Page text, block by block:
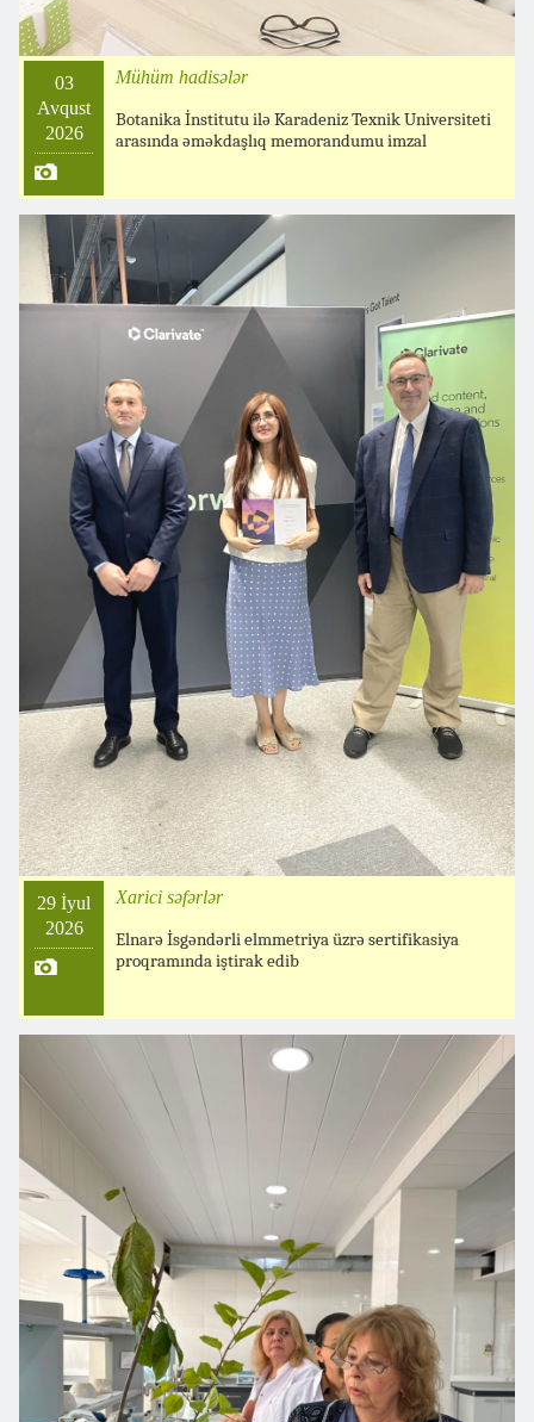
03
Avqust
2026
Mühüm hadisələr
Botanika İnstitutu ilə Karadeniz Texnik Universiteti
arasında əməkdaşlıq memorandumu imzal
29 İyul
2026
Xarici səfərlər
Elnarə İsgəndərli elmmetriya üzrə sertifikasiya
proqramında iştirak edib